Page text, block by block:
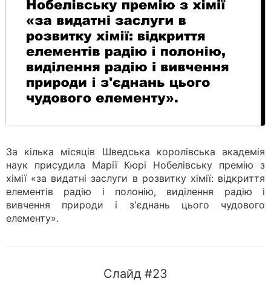
За кілька місяців Шведська королівська академія
наук присудила Марії Кюрі Нобелівську премію з
хімії «за видатні заслуги в розвитку хімії: відкриття
елементів радію і полонію, виділення радію і
вивчення природи і з'єднань цього чудового
елементу».
Слайд #23